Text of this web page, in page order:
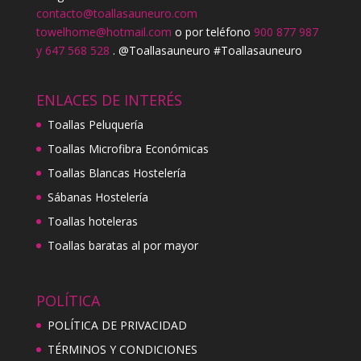
contacto@toallasauneuro.com
towelhome@hotmail.com o por teléfono 900 877 987
y 647 568 528 . @Toallasauneuro #Toallasauneuro
ENLACES DE INTERÉS
Toallas Peluquería
Toallas Microfibra Económicas
Toallas Blancas Hostelería
Sábanas Hostelería
Toallas hoteleras
Toallas baratas al por mayor
POLÍTICA
POLÍTICA DE PRIVACIDAD
TÉRMINOS Y CONDICIONES